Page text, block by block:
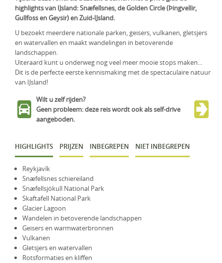
Groepsreis
Uganda
Zambia
Zimbabwe
Zuid-Afrika
KLM Preferred Partner
highlights van IJsland: Snæfellsnes, de Golden Circle (Þingvellir,
Gullfoss en Geysir) en Zuid-IJsland.
U bezoekt meerdere nationale parken, geisers, vulkanen, gletsjers
en watervallen en maakt wandelingen in betoverende
landschappen.
Uiteraard kunt u onderweg nog veel meer mooie stops maken...
Dit is de perfecte eerste kennismaking met de spectaculaire natuur
van IJsland!
Wilt u zelf rijden?
Geen probleem: deze reis wordt ook als self-drive
aangeboden.
HIGHLIGHTS PRIJZEN INBEGREPEN NIET INBEGREPEN
Reykjavík
Snæfellsnes schiereiland
Snæfellsjökull National Park
Skaftafell National Park
Glacier Lagoon
Wandelen in betoverende landschappen
Geisers en warmwaterbronnen
Vulkanen
Gletsjers en watervallen
Rotsformaties en kliffen